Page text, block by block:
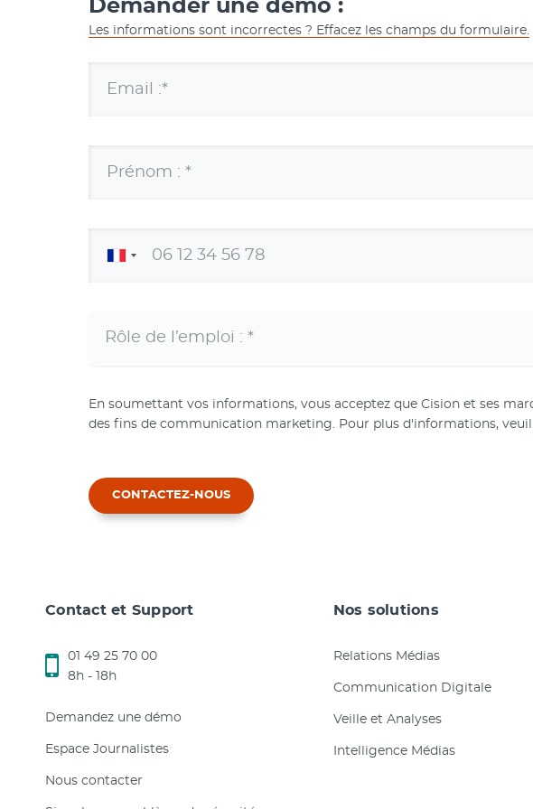
Demander une démo :
Les informations sont incorrectes ? Effacez les champs du formulaire.
Email :*
Prénom : *
En soumettant vos informations, vous acceptez que Cision et ses
des fins de communication marketing. Pour plus d'informations,
CONTACTEZ-NOUS
Contact et Support
01 49 25 70 00
8h - 18h
Demandez une démo
Espace Journalistes
Nous contacter
Nos solutions
Relations Médias
Communication Digitale
Veille et Analyses
Intelligence Médias